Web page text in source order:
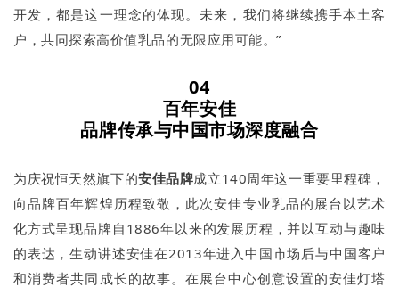
开发，都是这一理念的体现。未来，我们将继续携手本土客
户，共同探索高价值乳品的无限应用可能。”
04
百年安佳
品牌传承与中国市场深度融合
为庆祝恒天然旗下的安佳品牌成立140周年这一重要里程碑，
向品牌百年辉煌历程致敬，此次安佳专业乳品的展台以艺术
化方式呈现品牌自1886年以来的发展历程，并以互动与趣味
的表达，生动讲述安佳在2013年进入中国市场后与中国客户
和消费者共同成长的故事。在展台中心创意设置的安佳灯塔